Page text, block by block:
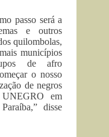
passo será a
e outros
quilombolas,
municípios
de afro
o nosso
de negros
em
disse